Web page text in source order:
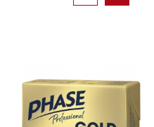
Tischbereich
Tischkultur